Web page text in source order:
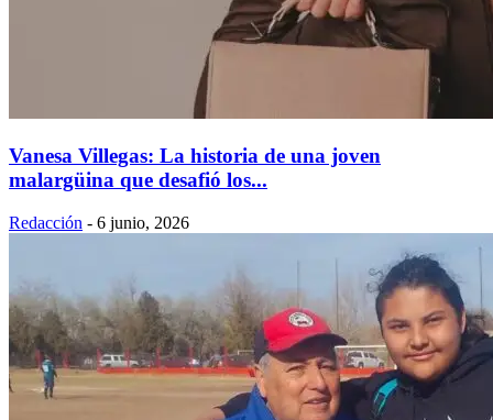
Vanesa Villegas: La historia de una joven
malargüina que desafió los...
Redacción - 6 junio, 2026